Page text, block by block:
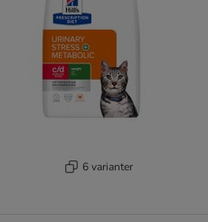
6 varianter